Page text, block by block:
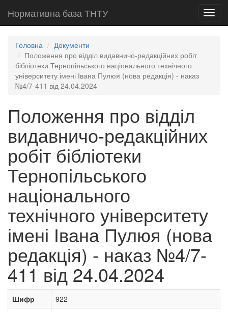
Нормативна база ТНТУ
Головна
Документи
Положення про відділ видавничо-редакційних робіт
бібліотеки Тернопільського національного технічного
університету імені Івана Пулюя (нова редакція) - наказ
№4/7-411 від 24.04.2024
Положення про відділ
видавничо-редакційних
робіт бібліотеки
Тернопільського
національного
технічного університету
імені Івана Пулюя (нова
редакція) - наказ №4/7-
411 від 24.04.2024
Шифр
922